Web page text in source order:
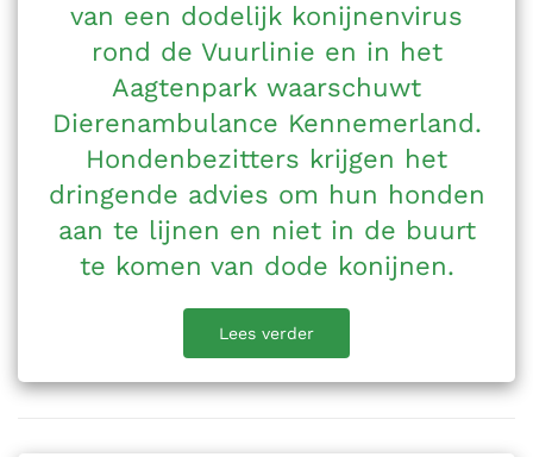
van een dodelijk konijnenvirus
rond de Vuurlinie en in het
Aagtenpark waarschuwt
Dierenambulance Kennemerland.
Hondenbezitters krijgen het
dringende advies om hun honden
aan te lijnen en niet in de buurt
te komen van dode konijnen.
Lees verder